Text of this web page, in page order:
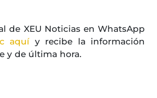
de XEU Noticias en WhatsApp
aquí y recibe la información
y de última hora.